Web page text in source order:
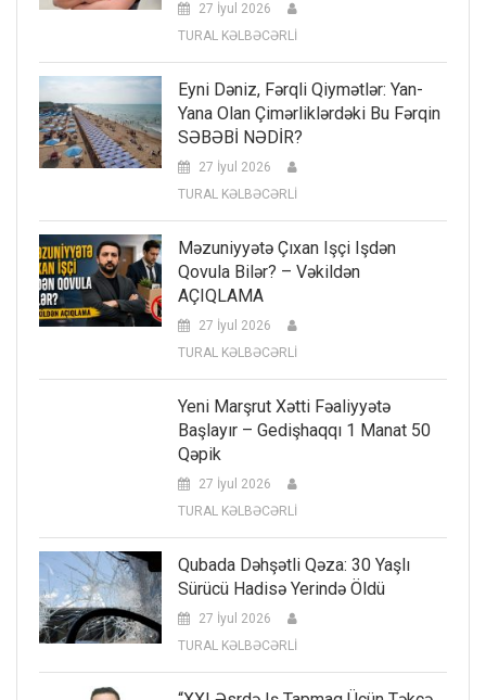
27 İyul 2026
TURAL KƏLBƏCƏRLİ
Eyni Dəniz, Fərqli Qiymətlər: Yan-
Yana Olan Çimərliklərdəki Bu Fərqin
SƏBƏBİ NƏDİR?
27 İyul 2026
TURAL KƏLBƏCƏRLİ
Məzuniyyətə Çıxan Işçi Işdən
Qovula Bilər? – Vəkildən
AÇIQLAMA
27 İyul 2026
TURAL KƏLBƏCƏRLİ
Yeni Marşrut Xətti Fəaliyyətə
Başlayır – Gedişhaqqı 1 Manat 50
Qəpik
27 İyul 2026
TURAL KƏLBƏCƏRLİ
Qubada Dəhşətli Qəza: 30 Yaşlı
Sürücü Hadisə Yerində Öldü
27 İyul 2026
TURAL KƏLBƏCƏRLİ